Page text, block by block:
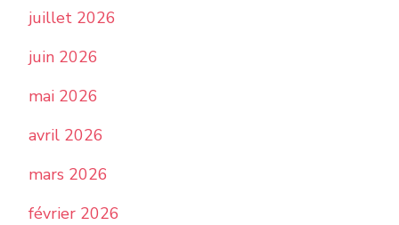
juillet 2026
juin 2026
mai 2026
avril 2026
mars 2026
février 2026